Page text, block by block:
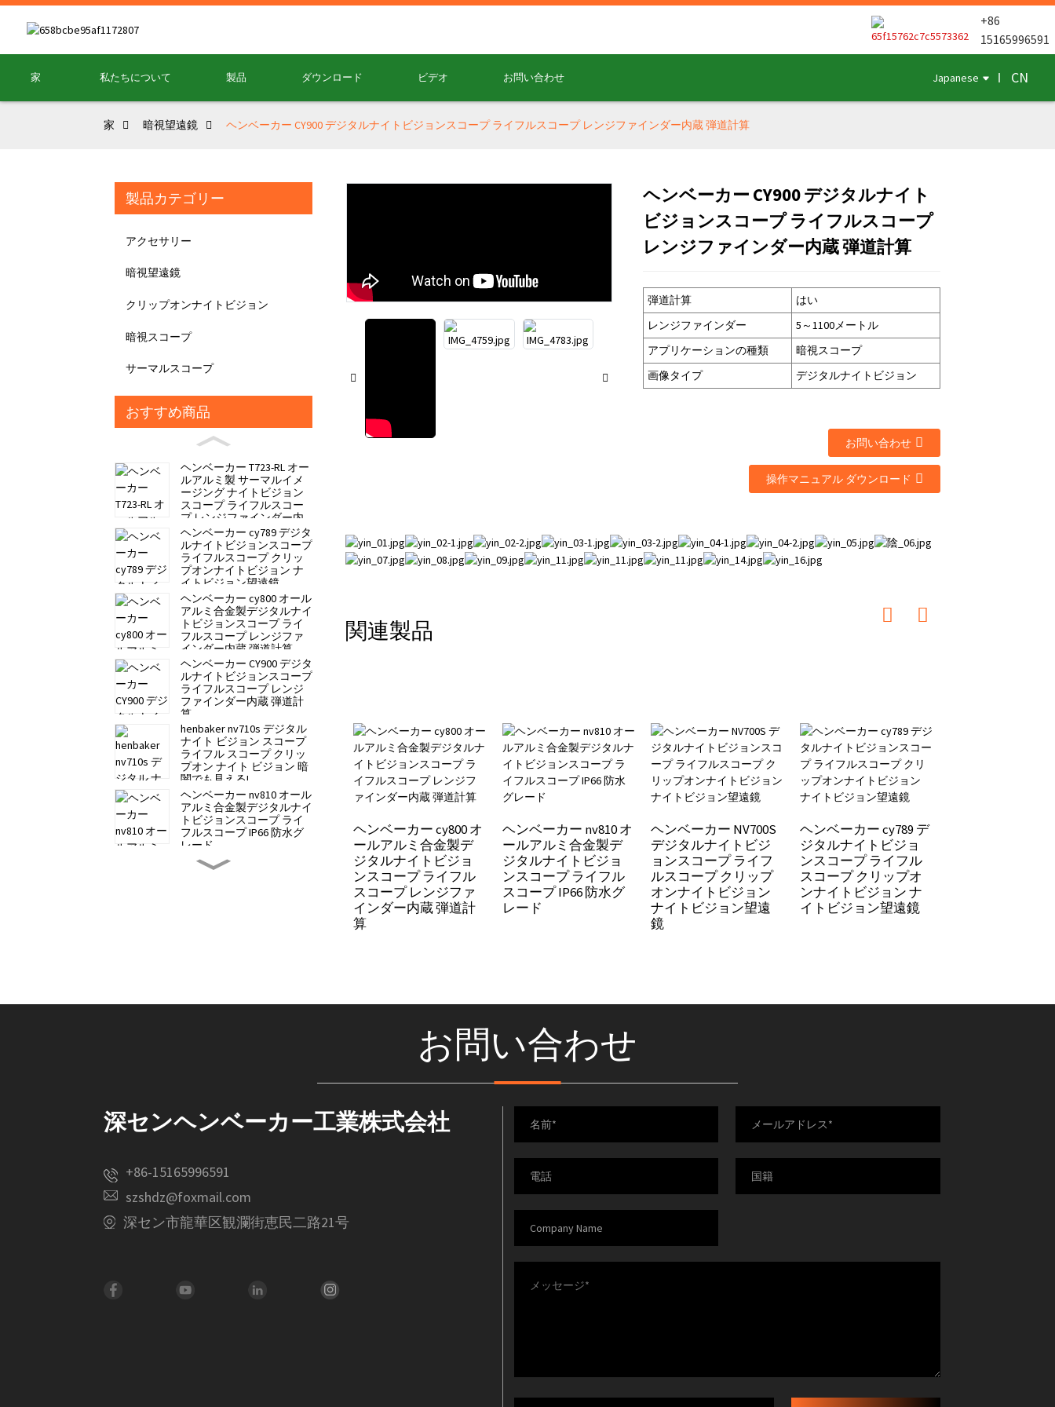
+86
15165996591
家 私たちについて 製品 ダウンロード ビデオ お問い合わせ Japanese CN
家 暗視望遠鏡 ヘンベーカー CY900 デジタルナイトビジョンスコープ ライフルスコープ レンジファインダー内蔵 弾道計算
製品カテゴリー
アクセサリー
暗視望遠鏡
クリップオンナイトビジョン
暗視スコープ
サーマルスコープ
おすすめ商品
ヘンベーカー T723-RL オー
ルアルミ製 サーマルイメ
ージング ナイトビジョン
スコープ ライフルスコー
プ レンジファインダー内
蔵 弾道計算
ヘンベーカー cy789 デジタ
ルナイトビジョンスコープ
ライフルスコープ クリッ
プオンナイトビジョン ナ
イトビジョン望遠鏡
ヘンベーカー cy800 オール
アルミ合金製デジタルナイ
トビジョンスコープ ライ
フルスコープ レンジファ
インダー内蔵 弾道計算
ヘンベーカー CY900 デジタ
ルナイトビジョンスコープ
ライフルスコープ レンジ
ファインダー内蔵 弾道計
算
henbaker nv710s デジタル
ナイト ビジョン スコープ
ライフル スコープ クリッ
プオン ナイト ビジョン 暗
闇でも見える!
ヘンベーカー nv810 オール
アルミ合金製デジタルナイ
トビジョンスコープ ライ
フルスコープ IP66 防水グ
レード
ヘンベーカー NV700S デジ
タルナイトビジョンスコー
イトビジョンヘッドバンド
Loading...
Loading...
Loading...
Loading...
Loading...
Loading...
ヘンベーカー CY900 デジタルナイト
ビジョンスコープ ライフルスコープ
レンジファインダー内蔵 弾道計算
弾道計算
はい
レンジファインダー
5～1100メートル
アプリケーションの種類
暗視スコープ
画像タイプ
デジタルナイトビジョン
お問い合わせ
操作マニュアル ダウンロード
関連製品
ヘンベーカー cy800 オ
ールアルミ合金製デ
ジタルナイトビジョ
ンスコープ ライフル
スコープ レンジファ
インダー内蔵 弾道計
算
ヘンベーカー nv810 オ
ールアルミ合金製デ
ジタルナイトビジョ
ンスコープ ライフル
スコープ IP66 防水グ
レード
ヘンベーカー NV700S
デジタルナイトビジ
ョンスコープ ライフ
ルスコープ クリップ
オンナイトビジョン
ナイトビジョン望遠
鏡
ヘンベーカー cy789 デ
ジタルナイトビジョ
ンスコープ ライフル
スコープ クリップオ
ンナイトビジョン ナ
イトビジョン望遠鏡
お問い合わせ
深センヘンベーカー工業株式会社
+86-15165996591
szshdz@foxmail.com
深セン市龍華区観瀾街恵民二路21号